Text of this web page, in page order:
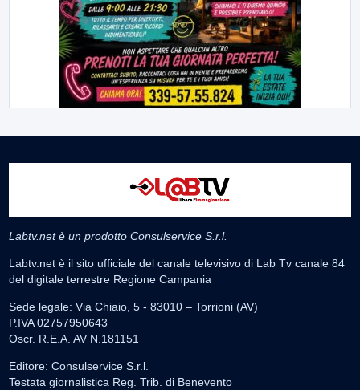
Labtv.net è un prodotto Consulservice S.r.l.
Labtv.net è il sito ufficiale del canale televisivo di Lab Tv canale 84
del digitale terrestre Regione Campania
Sede legale: Via Chiaio, 5 - 83010 – Torrioni (AV)
P.IVA 02757950643
Oscr. R.E.A. AV N.181151
Editore: Consulservice S.r.l.
Testata giornalistica Reg. Trib. di Benevento